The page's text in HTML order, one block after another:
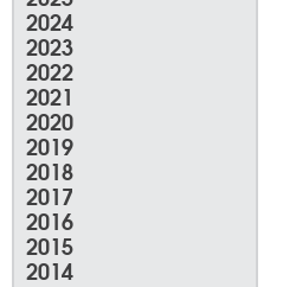
2024
2023
2022
2021
2020
2019
2018
2017
2016
2015
2014